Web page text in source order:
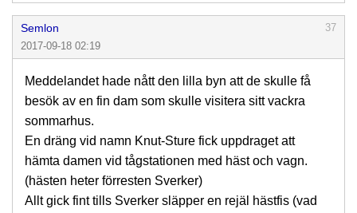
Semlon
37
2017-09-18 02:19
Meddelandet hade nått den lilla byn att de skulle få
besök av en fin dam som skulle visitera sitt vackra
sommarhus.
En dräng vid namn Knut-Sture fick uppdraget att
hämta damen vid tågstationen med häst och vagn.
(hästen heter förresten Sverker)
Allt gick fint tills Sverker släpper en rejäl hästfis (vad